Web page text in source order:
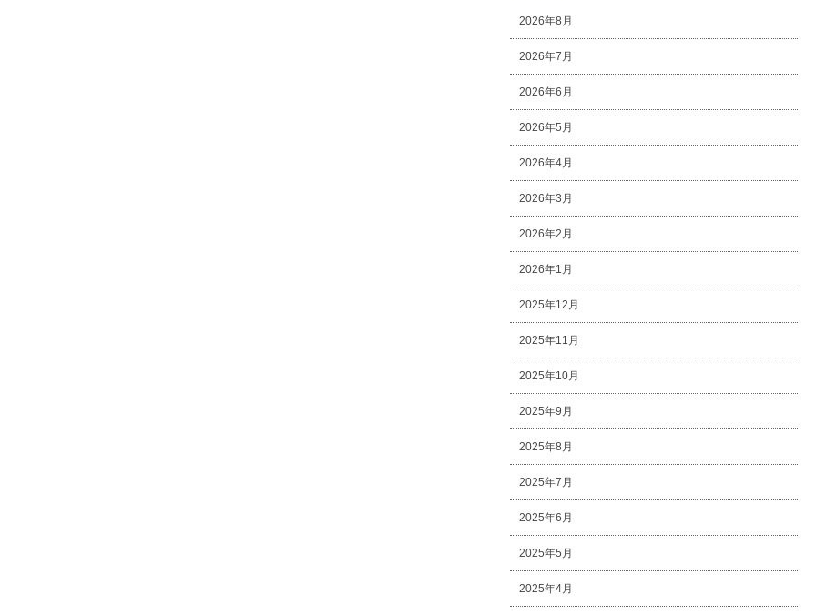
2026年8月
2026年7月
2026年6月
2026年5月
2026年4月
2026年3月
2026年2月
2026年1月
2025年12月
2025年11月
2025年10月
2025年9月
2025年8月
2025年7月
2025年6月
2025年5月
2025年4月